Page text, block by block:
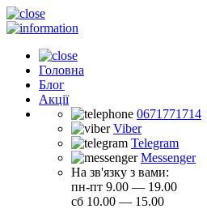
Головна
Блог
Акції
0671771714
Viber
Telegram
Messenger
На зв'язку з вами:
пн-пт 9.00 — 19.00
сб 10.00 — 15.00